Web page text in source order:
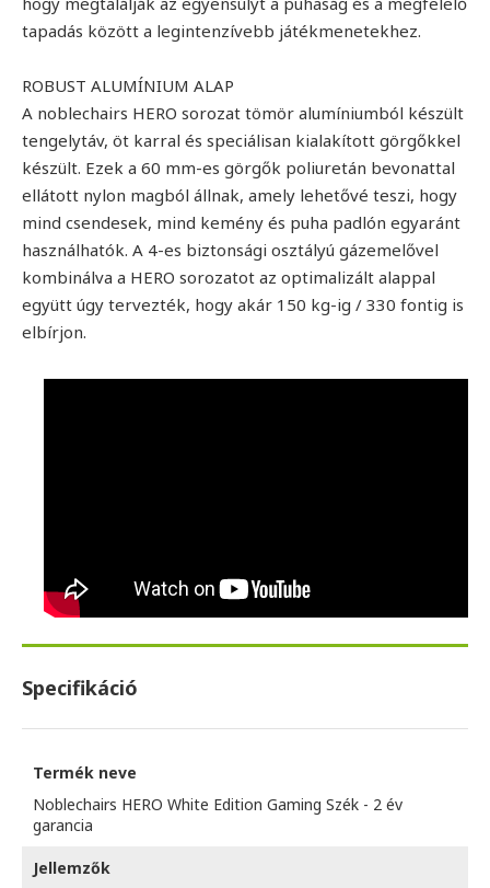
tapadás között a legintenzívebb játékmenetekhez.
ROBUST ALUMÍNIUM ALAP
A noblechairs HERO sorozat tömör alumíniumból készült
tengelytáv, öt karral és speciálisan kialakított görgőkkel
készült. Ezek a 60 mm-es görgők poliuretán bevonattal
ellátott nylon magból állnak, amely lehetővé teszi, hogy
mind csendesek, mind kemény és puha padlón egyaránt
használhatók. A 4-es biztonsági osztályú gázemelővel
kombinálva a HERO sorozatot az optimalizált alappal
együtt úgy tervezték, hogy akár 150 kg-ig / 330 fontig is
elbírjon.
Specifikáció
Termék neve
Noblechairs HERO White Edition Gaming Szék - 2 év
garancia
Jellemzők